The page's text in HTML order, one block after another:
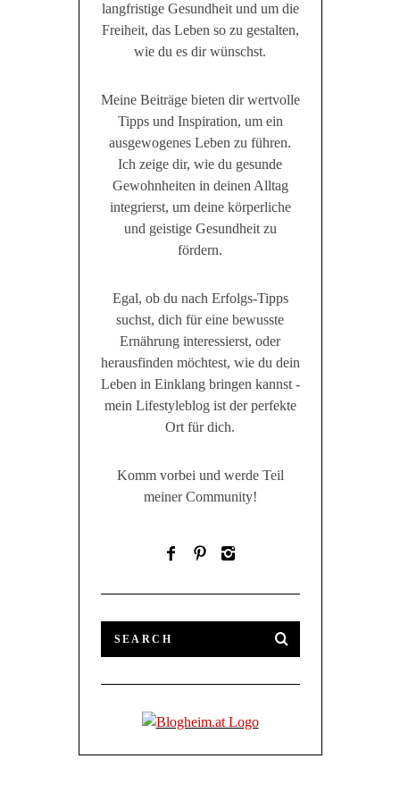
langfristige Gesundheit und um die
Freiheit, das Leben so zu gestalten,
wie du es dir wünschst.
Meine Beiträge bieten dir wertvolle
Tipps und Inspiration, um ein
ausgewogenes Leben zu führen.
Ich zeige dir, wie du gesunde
Gewohnheiten in deinen Alltag
integrierst, um deine körperliche
und geistige Gesundheit zu
fördern.
Egal, ob du nach Erfolgs-Tipps
suchst, dich für eine bewusste
Ernährung interessierst, oder
herausfinden möchtest, wie du dein
Leben in Einklang bringen kannst -
mein Lifestyleblog ist der perfekte
Ort für dich.
Komm vorbei und werde Teil
meiner Community!